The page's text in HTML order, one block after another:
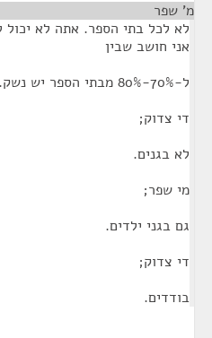
מ' שפר
לא לכל בתי הספר. אתה לא
אני חושב שבין
ל-70%-80% מבתי הספר יש נשק.
די צדוק;
לא בגנים.
מי שפר;
גם בגני ילדים.
די צדוק;
בודדים.